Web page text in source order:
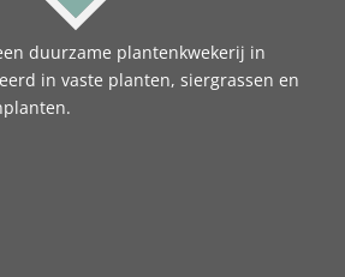
duurzame plantenkwekerij in
in vaste planten, siergrassen en